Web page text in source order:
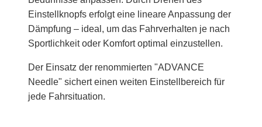
Einstellknopfs erfolgt eine lineare Anpassung der
Dämpfung – ideal, um das Fahrverhalten je nach
Sportlichkeit oder Komfort optimal einzustellen.
Der Einsatz der renommierten "ADVANCE
Needle" sichert einen weiten Einstellbereich für
jede Fahrsituation.